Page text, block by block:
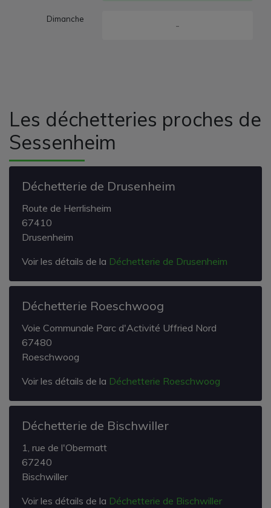
Les déchetteries proches de
Sessenheim
Déchetterie de Drusenheim
Route de Herrlisheim
67410
Drusenheim
Voir les détails de la Déchetterie de Drusenheim
Déchetterie Roeschwoog
Voie Communale Parc d'Activité Uffried Nord
67480
Roeschwoog
Voir les détails de la Déchetterie Roeschwoog
Déchetterie de Bischwiller
1, rue de l'Obermatt
67240
Bischwiller
Voir les détails de la Déchetterie de Bischwiller
Dimanche
-